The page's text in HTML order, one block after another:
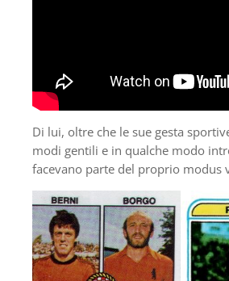
Di lui, oltre che le sue gesta
modi gentili e in qualche modo
facevano parte del proprio modus